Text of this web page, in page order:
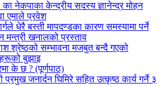
का नेकपाका केन्द्रीय सदस्य ज्ञानेन्द्र मोहन
एमाले प्रवेश
धेरै बस्ती मापदण्डका कारण समस्यामा पर्ने
मन्त्री खनालको प्रस्ताव
श्रेष्ठको सम्भावना मजबुत बन्दै गएको
बुझाइ
के छ ? (पूर्णपाठ)
प्रमुख जनार्दन घिमिरे सहित उत्कृष्ठ कार्य गर्ने ३